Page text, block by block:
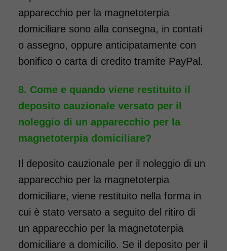
apparecchio per la magnetoterpia
domiciliare sono alla consegna, in contati
o assegno, oppure anticipatamente con
bonifico o carta di credito tramite PayPal.
Come e quando viene restituito il
deposito cauzionale versato per il
noleggio di un apparecchio per la
magnetoterpia domiciliare?
Il deposito cauzionale per il noleggio di un
apparecchio per la magnetoterpia
domiciliare, viene restituito nella forma in
cui è stato versato a seguito del ritiro di
un apparecchio per la magnetoterpia
domiciliare a domicilio. Se il deposito per il